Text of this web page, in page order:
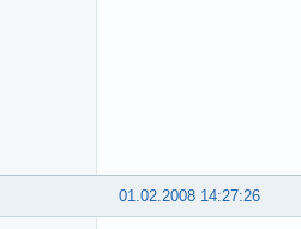
01.02.2008 14:27:26